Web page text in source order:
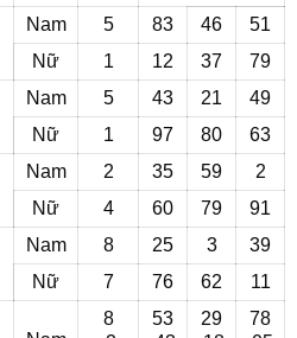
Nam 5 83 46
51
Nữ
1 12 37 79
Nam 5 43 21
49
Nữ
1 97 80 63
Nam 2 35 59
2
Nữ
4 60 79 91
Nam 8 25 3
39
Nữ
7 76 62 11
8
53
29
78